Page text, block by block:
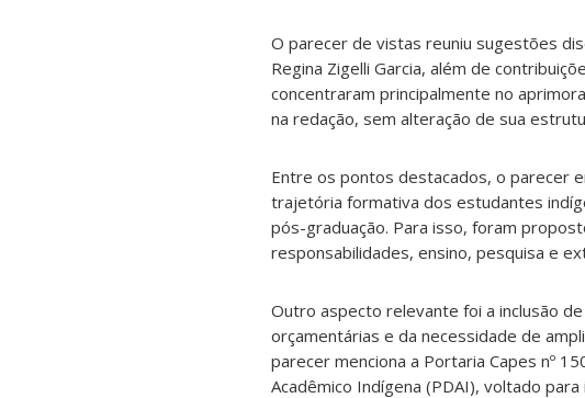
O parecer de vistas reuniu sugestões
Regina Zigelli Garcia, além de
concentraram principalmente no
na redação, sem alteração de sua
Entre os pontos destacados, o parecer
trajetória formativa dos estudantes
pós-graduação. Para isso, foram
responsabilidades, ensino, pesquisa e
Outro aspecto relevante foi a inclusão
orçamentárias e da necessidade de
parecer menciona a Portaria Capes nº
Acadêmico Indígena (PDAI), voltado